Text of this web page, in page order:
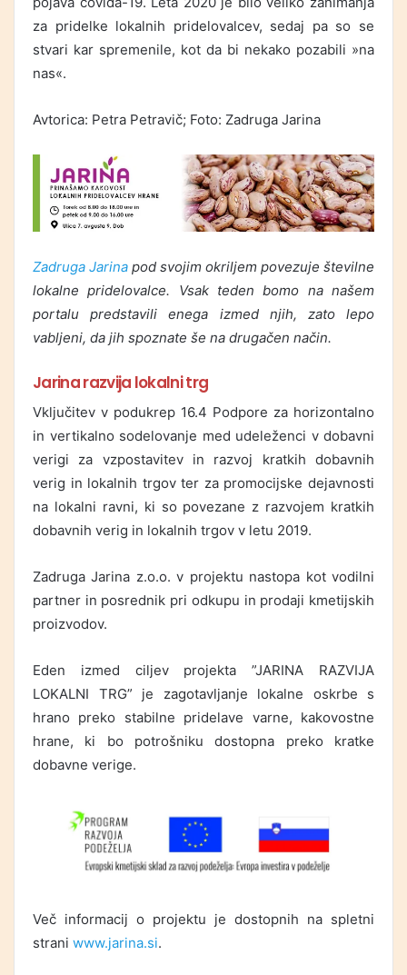
za pridelke lokalnih pridelovalcev, sedaj pa so se
stvari kar spremenile, kot da bi nekako pozabili »na
nas«.
Avtorica: Petra Petravič; Foto: Zadruga Jarina
Zadruga Jarina pod svojim okriljem povezuje številne
lokalne pridelovalce. Vsak teden bomo na našem
portalu predstavili enega izmed njih, zato lepo
vabljeni, da jih spoznate še na drugačen način.
Jarina razvija lokalni trg
Vključitev v podukrep 16.4 Podpore za horizontalno
in vertikalno sodelovanje med udeleženci v dobavni
verigi za vzpostavitev in razvoj kratkih dobavnih
verig in lokalnih trgov ter za promocijske dejavnosti
na lokalni ravni, ki so povezane z razvojem kratkih
dobavnih verig in lokalnih trgov v letu 2019.
Zadruga Jarina z.o.o. v projektu nastopa kot vodilni
partner in posrednik pri odkupu in prodaji kmetijskih
proizvodov.
Eden izmed ciljev projekta ”JARINA RAZVIJA
LOKALNI TRG” je zagotavljanje lokalne oskrbe s
hrano preko stabilne pridelave varne, kakovostne
hrane, ki bo potrošniku dostopna preko kratke
dobavne verige.
Več informacij o projektu je dostopnih na spletni
strani www.jarina.si.